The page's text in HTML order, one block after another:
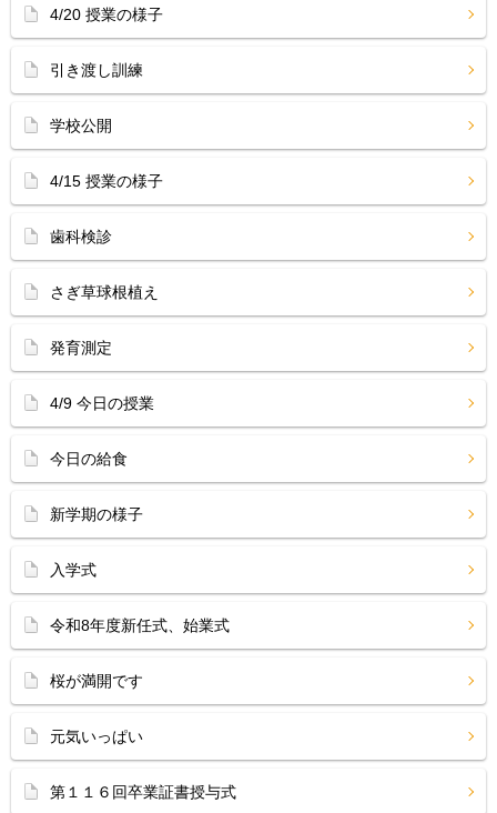
4/20 授業の様子
引き渡し訓練
学校公開
4/15 授業の様子
歯科検診
さぎ草球根植え
発育測定
4/9 今日の授業
今日の給食
新学期の様子
入学式
令和8年度新任式、始業式
桜が満開です
元気いっぱい
第１１６回卒業証書授与式